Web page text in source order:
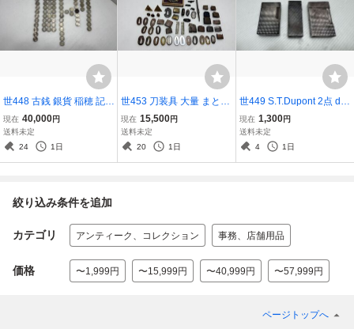
世448 古銭 銀貨 稲穂 記念
硬貨 80枚 まとめ 昭和 34
年 35年 36年 38年 39年 4
0年 41年 50年 総額面800
現在 40,000円
送料未定
24
1日
世453 刀装具 大量 まとめ
鍔 切羽 縁頭 小柄 丹波守
吉道 目貫? 金 銀 金象嵌
赤銅 装飾 コレクション 骨
現在 15,500円
送料未定
20
1日
世449 S.T.Dupont 2点 du
nhill 1点 ライター 計3点
まとめ ライン2 デュポ
ン ダイヤモンドヘッド
現在 1,300円
送料未定
4
1日
絞り込み条件を追加
カテゴリ アンティーク、コレクション 事務、店舗用品
価格 〜1,999円 〜15,999円 〜40,999円 〜57,999円
ページトップへ